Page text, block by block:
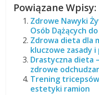
Powiązane Wpisy:
Zdrowe Nawyki
Osób Dążących
Zdrowa dieta dla
kluczowe zasady
Drastyczna dieta
zdrowe
Trening tricepsów
estetyki ramion